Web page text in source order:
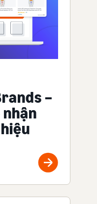
–
nhận